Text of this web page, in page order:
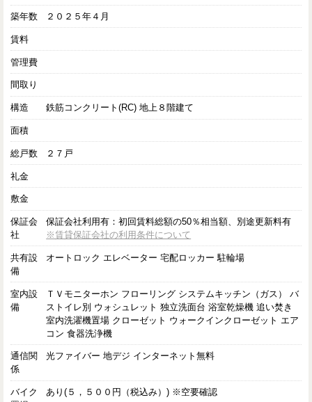
築年数 ２０２５年４月
賃料
管理費
間取り
構造 鉄筋コンクリート(RC) 地上８階建て
面積
総戸数 ２７戸
礼金
敷金
保証会
社
保証会社利用有：初回賃料総額の50％相当額、別途更新料有
※賃貸保証会社の利用条件について
共有設
備
オートロック エレベーター 宅配ロッカー 駐輪場
室内設
備
ＴＶモニターホン フローリング システムキッチン（ガス） バ
ストイレ別 ウォシュレット 独立洗面台 浴室乾燥機 追い焚き
室内洗濯機置場 クローゼット ウォークインクローゼット エア
コン 食器洗浄機
通信関
係
光ファイバー 地デジ インターネット無料
バイク
あり(５，５００円（税込み）) ※空要確認